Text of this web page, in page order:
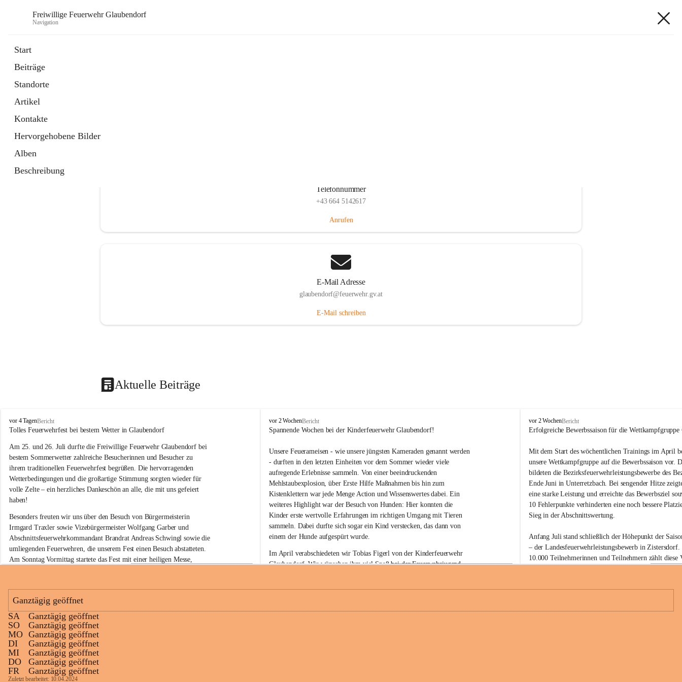
Freiwillige Feuerwehr Glaubendorf
Navigation
Start
Beiträge
Standorte
Artikel
Kontakte
Hervorgehobene Bilder
Alben
Beschreibung
Telefonnummer
+43 664 5142617
Anrufen
E-Mail Adresse
glaubendorf@feuerwehr.gv.at
E-Mail schreiben
Aktuelle Beiträge
F
r
i
w
i
l
i
g
e
F
e
u
e
r
w
G
l
a
u
b
e
n
d
o
vor 4 TagenBericht
Tolles Feuerwehrfest bei bestem Wetter in Glaubendorf
Am 25. und 26. Juli durfte die Freiwillige Feuerwehr Glaubendorf bei
bestem Sommerwetter zahlreiche Besucherinnen und Besucher zu
ihrem traditionellen Feuerwehrfest begrüßen. Die hervorragenden
Wetterbedingungen und die großartige Stimmung sorgten wieder für
volle Zelte – ein herzliches Dankeschön an alle, die mit uns gefeiert
haben!
Besonders freuten wir uns über den Besuch von Bürgermeisterin
Irmgard Traxler sowie Vizebürgermeister Wolfgang Garber und
Abschnittsfeuerwehrkommandant Brandrat Andreas Schwingl sowie die
umliegenden Feuerwehren, die unserem Fest einen Besuch abstatteten.
Am Sonntag Vormittag startete das Fest mit einer heiligen Messe,
Musikverein Rußbach, der mit seinem Frühschoppenkonzert beste
Eine Hüpfburg sowie verschiedene Spiele sorgten für jede Menge Spaß
und Unterhaltung.
Kulinarisch war ebenfalls für jeden Geschmack etwas dabei. Neben
köstlichen Grillspezialitäten am gesamten Wochenende standen am
Sonntag die beliebten Surschnitzel auf dem Speiseplan. In der Weinbar
konnten die Besucherinnen und Besucher ausgewählte Glaubendorfer
F
r
i
l
l
i
g
e
e
u
e
r
w
l
vor 2 WochenBericht
Spannende Wochen bei der Kinderfeuerwehr Glaubendorf!
Unsere Feuerameisen - wie unsere jüngsten Kameraden genannt werden
- durften in den letzten Einheiten vor dem Sommer wieder viele
aufregende Erlebnisse sammeln. Von einer beeindruckenden
Mehlstaubexplosion, über Erste Hilfe Maßnahmen bis hin zum
Kistenklettern war jede Menge Action und Wissenswertes dabei. Ein
weiteres Highlight war der Besuch von Hunden: Hier konnten die
Kinder erste wertvolle Erfahrungen im richtigen Umgang mit Tieren
sammeln. Dabei durfte sich sogar ein Kind verstecken, das dann von
einem der Hunde aufgespürt wurde.
Im April verabschiedeten wir Tobias Figerl von der Kinderfeuerwehr
Glaubendorf. Wir wünschen ihm viel Spaß bei der Feuerwehrjugend
Den Abschluss vor den Sommerferien im Juni bildete für unsere
Temperaturen sorgten Wasserspiele und Eis für eine willkommene
F
r
i
i
l
l
i
g
e
u
e
r
w
l
vor 2 WochenBericht
Erfolgreiche Bewerbssaison für die Wettkampfgruppe
Mit dem Start des wöchentlichen Trainings im April
unsere Wettkampfgruppe auf die Bewerbssaison vor.
bildeten die Bezirksfeuerwehrleistungsbewerbe des
Ende Juni in Unterretzbach. Bei sengender Hitze
eine starke Leistung und erreichte das Bewerbsziel
10 Fehlerpunkte verhinderten eine noch bessere
Sieg in der Abschnittswertung.
Anfang Juli stand schließlich der Höhepunkt der
– der Landesfeuerwehrleistungsbewerb in
10.000 Teilnehmerinnen und Teilnehmern zählt diese
diesmal fehlerfrei.
Mit der drittschnellsten Zeit aller teilnehmenden
Ganztägig geöffnet
SA
Ganztägig geöffnet
SO
Ganztägig geöffnet
MO Ganztägig geöffnet
DI
Ganztägig geöffnet
MI
Ganztägig geöffnet
DO
Ganztägig geöffnet
FR
Ganztägig geöffnet
Zuletzt bearbeitet: 10.04.2024